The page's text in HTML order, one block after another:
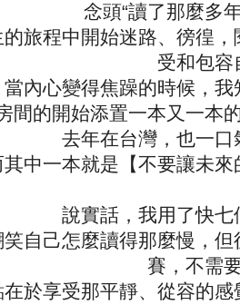
念頭“讀了那麼多
旅程中開始迷路、徬徨
受和包容
內心變得焦躁的時候，
間的開始添置一本又一本
去年在台灣，也一
其中一本就是【不要讓未
說實話，我用了快
自己怎麼讀得那麼慢，
賽，不需
在於享受那平靜、從容的